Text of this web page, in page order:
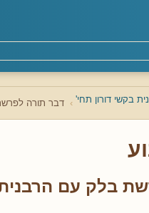
בקשי דורון תחי' דבר תורה
בלק עם הרבנית